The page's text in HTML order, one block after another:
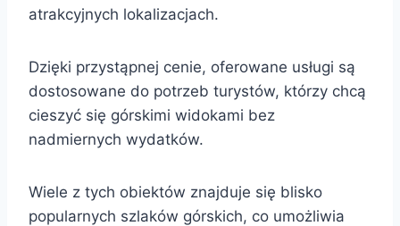
atrakcyjnych lokalizacjach.
Dzięki przystąpnej cenie, oferowane usługi są
dostosowane do potrzeb turystów, którzy chcą
cieszyć się górskimi widokami bez
nadmiernych wydatków.
Wiele z tych obiektów znajduje się blisko
popularnych szlaków górskich, co umożliwia